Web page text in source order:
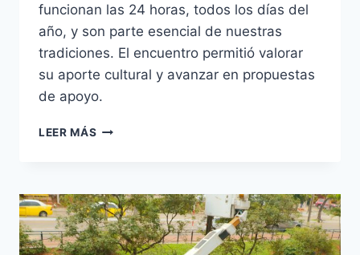
funcionan las 24 horas, todos los días del
año, y son parte esencial de nuestras
tradiciones. El encuentro permitió valorar
su aporte cultural y avanzar en propuestas
de apoyo.
LEER MÁS ENCUENTRO
VENDEDORES
DE
MATE
Y